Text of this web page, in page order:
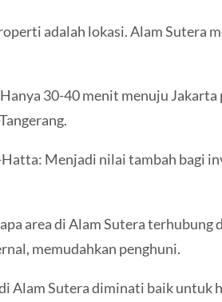
adalah lokasi. Alam Sutera
30-40 menit menuju
Menjadi nilai tambah bagi
area di Alam Sutera terhubung
memudahkan penghuni.
Alam Sutera diminati baik untuk